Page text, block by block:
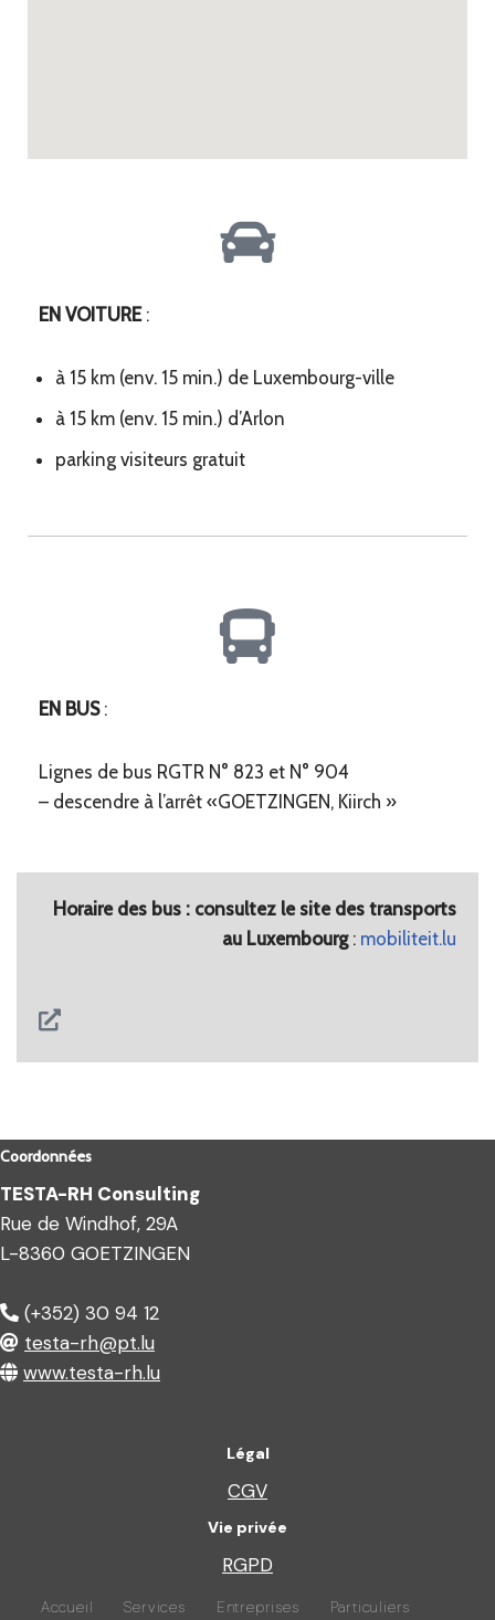
EN VOITURE:
à 15 km (env. 15 min.) de Luxembourg-ville
à 15 km (env. 15 min.) d’Arlon
parking visiteurs gratuit
EN BUS:
Lignes de bus RGTR N° 823 et N° 904
– descendre à l’arrêt «GOETZINGEN, Kiirch »
Horaire des bus : consultez le site des transports
au Luxembourg: mobiliteit.lu
Coordonnées
TESTA-RH Consulting
Rue de Windhof, 29A
L-8360 GOETZINGEN
(+352) 30 94 12
testa-rh@pt.lu
www.testa-rh.lu
Légal
CGV
Vie privée
RGPD
Accueil Services Entreprises Particuliers